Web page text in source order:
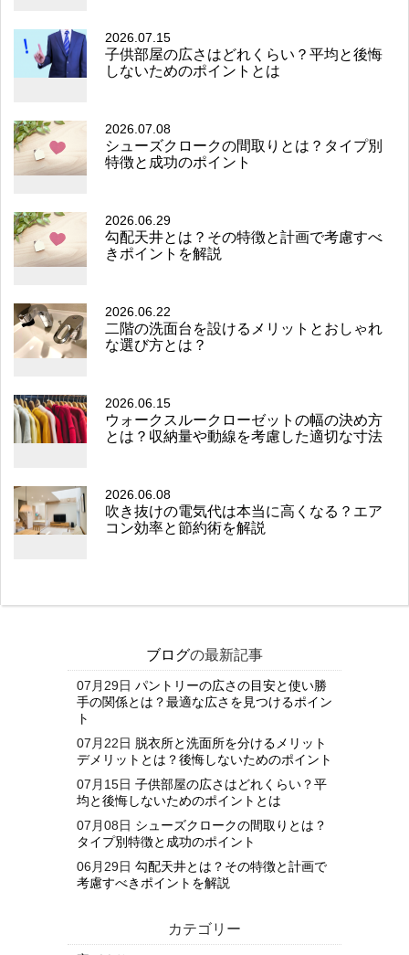
2026.07.15
子供部屋の広さはどれくらい？平均と後悔
しないためのポイントとは
2026.07.08
シューズクロークの間取りとは？タイプ別
特徴と成功のポイント
2026.06.29
勾配天井とは？その特徴と計画で考慮すべ
きポイントを解説
2026.06.22
二階の洗面台を設けるメリットとおしゃれ
な選び方とは？
2026.06.15
ウォークスルークローゼットの幅の決め方
とは？収納量や動線を考慮した適切な寸法
2026.06.08
吹き抜けの電気代は本当に高くなる？エア
コン効率と節約術を解説
ブログの最新記事
07月29日 パントリーの広さの目安と使い勝
手の関係とは？最適な広さを見つけるポイン
ト
07月22日 脱衣所と洗面所を分けるメリット
デメリットとは？後悔しないためのポイント
07月15日 子供部屋の広さはどれくらい？平
均と後悔しないためのポイントとは
07月08日 シューズクロークの間取りとは？
タイプ別特徴と成功のポイント
06月29日 勾配天井とは？その特徴と計画で
考慮すべきポイントを解説
カテゴリー